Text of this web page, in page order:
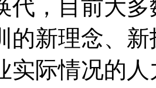
代，目前大
的新理念、
实际情况的